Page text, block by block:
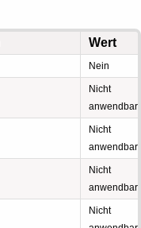
Wert
Nein
Nicht
anwendbar
Nicht
anwendbar
Nicht
anwendbar
Nicht